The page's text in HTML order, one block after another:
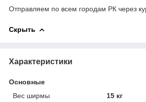
Отправляем по всем городам РК через
Скрыть
Характеристики
Основные
Вес ширмы
15 кг